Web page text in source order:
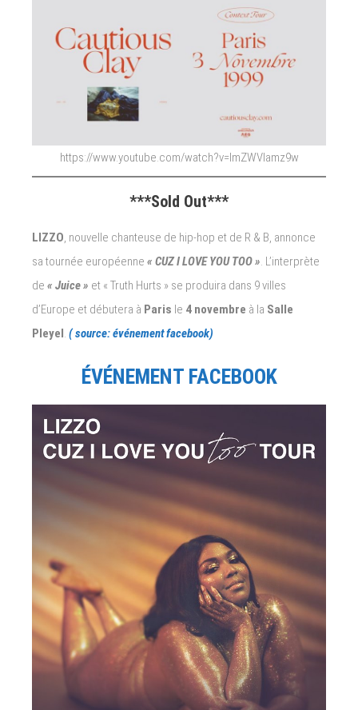
https://www.youtube.com/watch?v=ImZWVlamz9w
***Sold Out***
LIZZO, nouvelle chanteuse de hip-hop et de R & B, annonce
sa tournée européenne « CUZ I LOVE YOU TOO ». L’interprète
de « Juice » et « Truth Hurts » se produira dans 9 villes
d’Europe et débutera à Paris le 4 novembre à la Salle
Pleyel. ( source: événement facebook)
ÉVÉNEMENT FACEBOOK